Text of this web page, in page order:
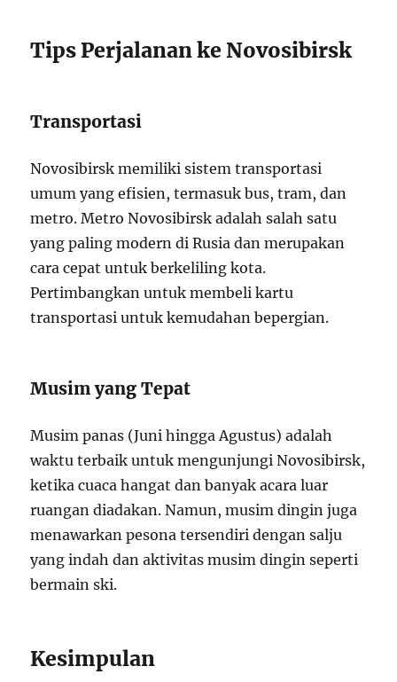
Tips Perjalanan ke Novosibirsk
Transportasi
Novosibirsk memiliki sistem transportasi
umum yang efisien, termasuk bus, tram, dan
metro. Metro Novosibirsk adalah salah satu
yang paling modern di Rusia dan merupakan
cara cepat untuk berkeliling kota.
Pertimbangkan untuk membeli kartu
transportasi untuk kemudahan bepergian.
Musim yang Tepat
Musim panas (Juni hingga Agustus) adalah
waktu terbaik untuk mengunjungi Novosibirsk,
ketika cuaca hangat dan banyak acara luar
ruangan diadakan. Namun, musim dingin juga
menawarkan pesona tersendiri dengan salju
yang indah dan aktivitas musim dingin seperti
bermain ski.
Kesimpulan